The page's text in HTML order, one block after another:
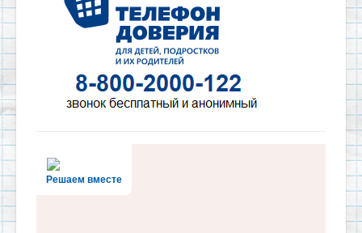
Решаем вместе